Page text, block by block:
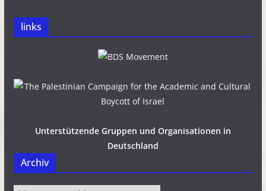
links
Unterstützende Gruppen und Organisationen in
Deutschland
Archiv